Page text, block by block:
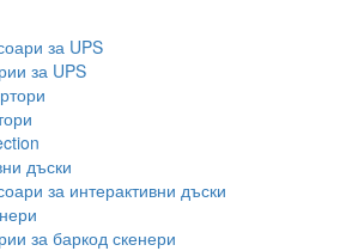
за UPS
за UPS
дъски
за интерактивни дъски
за баркод скенери